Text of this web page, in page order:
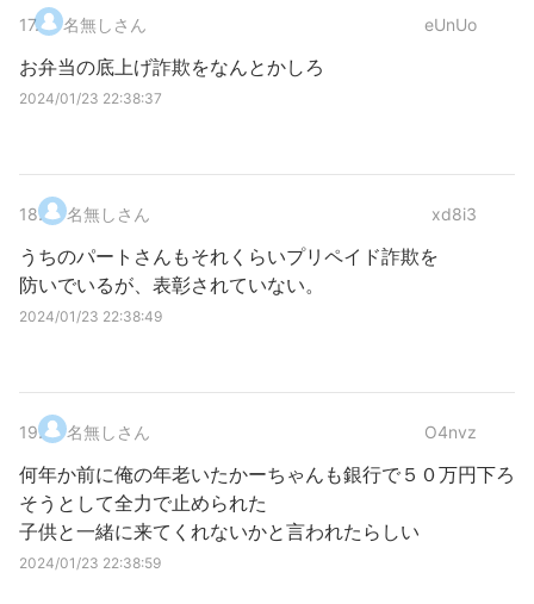
17. 名無しさん eUnUo
お弁当の底上げ詐欺をなんとかしろ
2024/01/23 22:38:37
18. 名無しさん xd8i3
うちのパートさんもそれくらいプリペイド詐欺を
防いでいるが、表彰されていない。
2024/01/23 22:38:49
19. 名無しさん O4nvz
何年か前に俺の年老いたかーちゃんも銀行で５０万円下ろ
そうとして全力で止められた
子供と一緒に来てくれないかと言われたらしい
2024/01/23 22:38:59